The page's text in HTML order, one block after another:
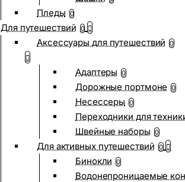
Пледы 0
Для путешествий 0
Аксессуары для путешествий 0
Адаптеры 0
Дорожные портмоне 0
Несессеры 0
Переходники для
Швейные наборы 0
Для активных путешествий 0
Бинокли 0
Водонепроницаемые